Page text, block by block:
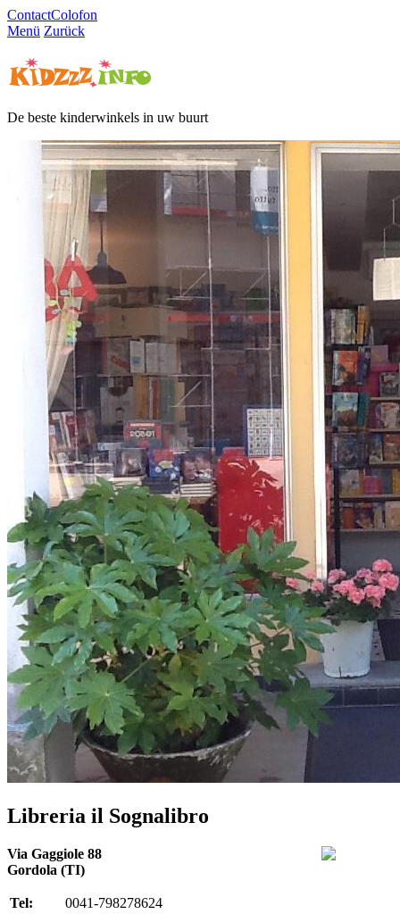
ContactColofon
Menü Zurück
De beste kinderwinkels in uw buurt
Libreria il Sognalibro
Via Gaggiole 88
Gordola (TI)
Tel:
0041-798278624